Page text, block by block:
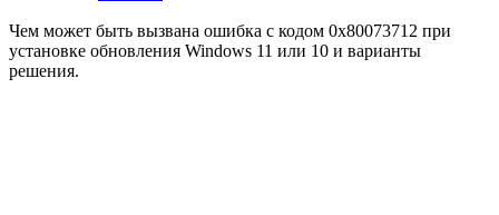
Чем может быть вызвана ошибка с кодом 0x80073712 при
установке обновления Windows 11 или 10 и варианты
решения.